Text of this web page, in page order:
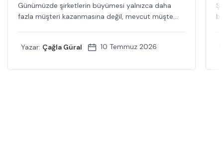
Günümüzde şirketlerin büyümesi yalnızca daha
fazla müşteri kazanmasına değil, mevcut müşte...
Yazar: Çağla Güral 10 Temmuz 2026